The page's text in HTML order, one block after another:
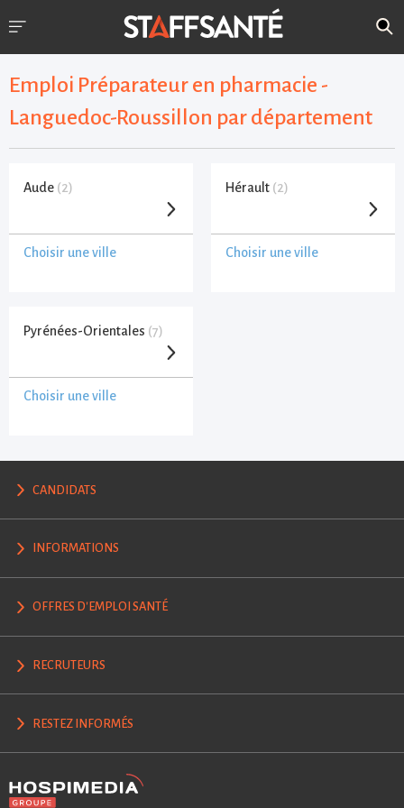
Emploi Préparateur en pharmacie -
Languedoc-Roussillon par département
Aude (2)
Choisir une ville
Hérault (2)
Choisir une ville
Pyrénées-Orientales (7)
Choisir une ville
CANDIDATS
INFORMATIONS
OFFRES D'EMPLOI SANTÉ
RECRUTEURS
RESTEZ INFORMÉS